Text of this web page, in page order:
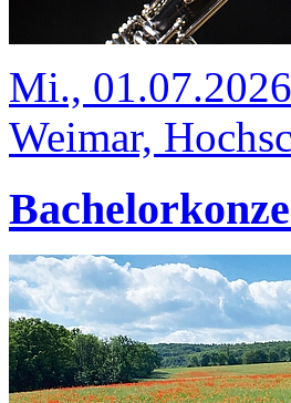
Mi.,
Weimar,